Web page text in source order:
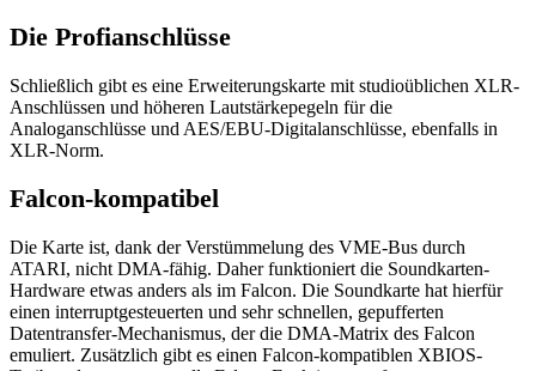
Die Profianschlüsse
Schließlich gibt es eine Erweiterungskarte mit studioüblichen XLR-
Anschlüssen und höheren Lautstärkepegeln für die
Analoganschlüsse und AES/EBU-Digitalanschlüsse, ebenfalls in
XLR-Norm.
Falcon-kompatibel
Die Karte ist, dank der Verstümmelung des VME-Bus durch
ATARI, nicht DMA-fähig. Daher funktioniert die Soundkarten-
Hardware etwas anders als im Falcon. Die Soundkarte hat hierfür
einen interruptgesteuerten und sehr schnellen, gepufferten
Datentransfer-Mechanismus, der die DMA-Matrix des Falcon
emuliert. Zusätzlich gibt es einen Falcon-kompatiblen XBIOS-